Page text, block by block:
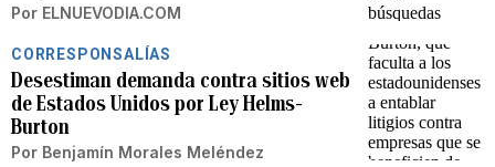
Por ELNUEVODIA.COM
CORRESPONSALÍAS
Desestiman demanda contra sitios web
de Estados Unidos por Ley Helms-
Burton
Por Benjamín Morales Meléndez